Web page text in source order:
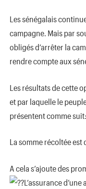
Les sénégalais
campagne. Mais par
obligés d’arrêter la
rendre compte aux
Les résultats de cette
et par laquelle le
présentent comme suit:
La somme récoltée est
A cela s’ajoute des
L’assurance d’une